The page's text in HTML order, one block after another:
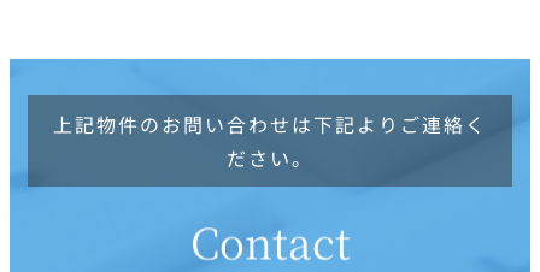
上記物件のお問い合わせは下記よりご連絡く
ださい。
Contact